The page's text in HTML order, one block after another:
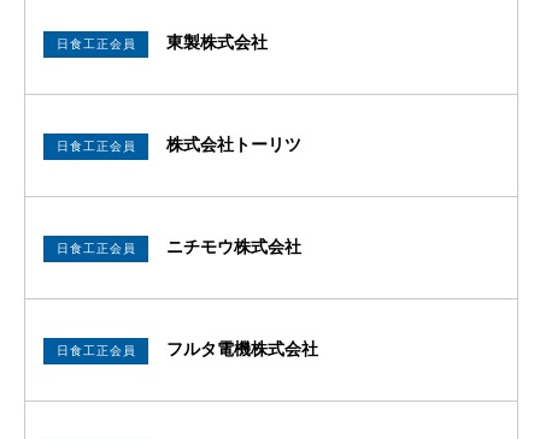
日食工正会員 東製株式会社
日食工正会員 株式会社トーリツ
日食工正会員 ニチモウ株式会社
日食工正会員 フルタ電機株式会社